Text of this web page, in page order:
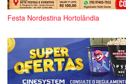
Festa Nordestina Hortolândia